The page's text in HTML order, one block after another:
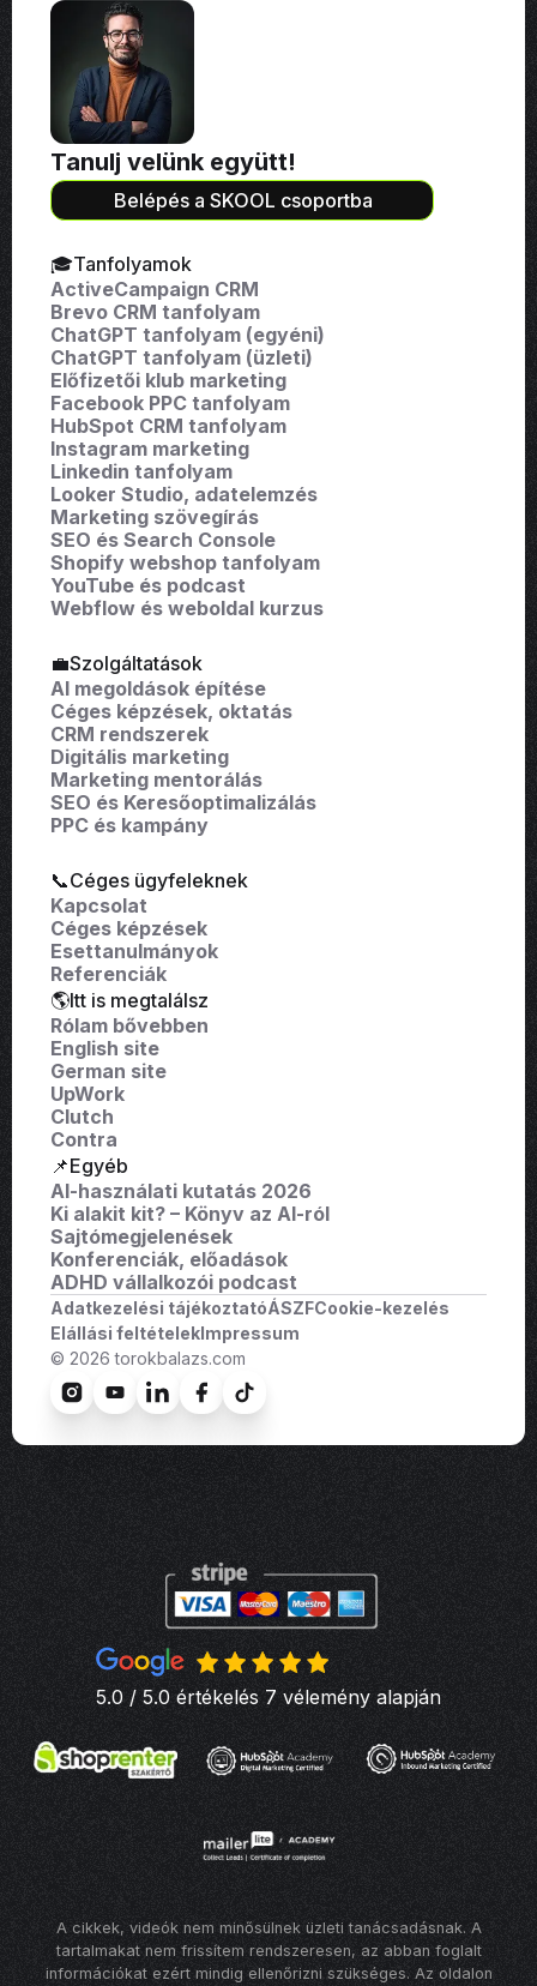
Tanulj velünk együtt!
Belépés a SKOOL csoportba
🎓Tanfolyamok
ActiveCampaign CRM
Brevo CRM tanfolyam
ChatGPT tanfolyam (egyéni)
ChatGPT tanfolyam (üzleti)
Előfizetői klub marketing
Facebook PPC tanfolyam
HubSpot CRM tanfolyam
Instagram marketing
Linkedin tanfolyam
Looker Studio, adatelemzés
Marketing szövegírás
SEO és Search Console
Shopify webshop tanfolyam
YouTube és podcast
Webflow és weboldal kurzus
💼Szolgáltatások
AI megoldások építése
Céges képzések, oktatás
CRM rendszerek
Digitális marketing
Marketing mentorálás
SEO és Keresőoptimalizálás
PPC és kampány
📞Céges ügyfeleknek
Kapcsolat
Céges képzések
Esettanulmányok
Referenciák
🌎Itt is megtalálsz
Rólam bővebben
English site
German site
UpWork
Clutch
Contra
📌Egyéb
AI-használati kutatás 2026
Ki alakit kit? – Könyv az AI-ról
Sajtómegjelenések
Konferenciák, előadások
ADHD vállalkozói podcast
Adatkezelési tájékoztatóÁSZFCookie-kezelés
Elállási feltételekImpressum
© 2026 torokbalazs.com
5.0 / 5.0 értékelés 7 vélemény alapján
A cikkek, videók nem minősülnek üzleti tanácsadásnak. A
tartalmakat nem frissítem rendszeresen, az abban foglalt
információkat ezért mindig ellenőrizni szükséges. Az oldalon